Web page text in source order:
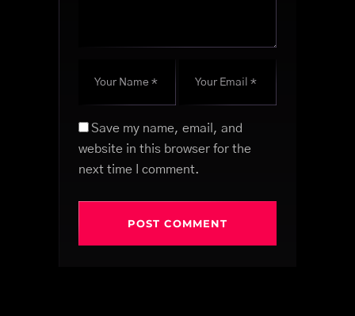
Save my name, email, and
website in this browser for the
next time I comment.